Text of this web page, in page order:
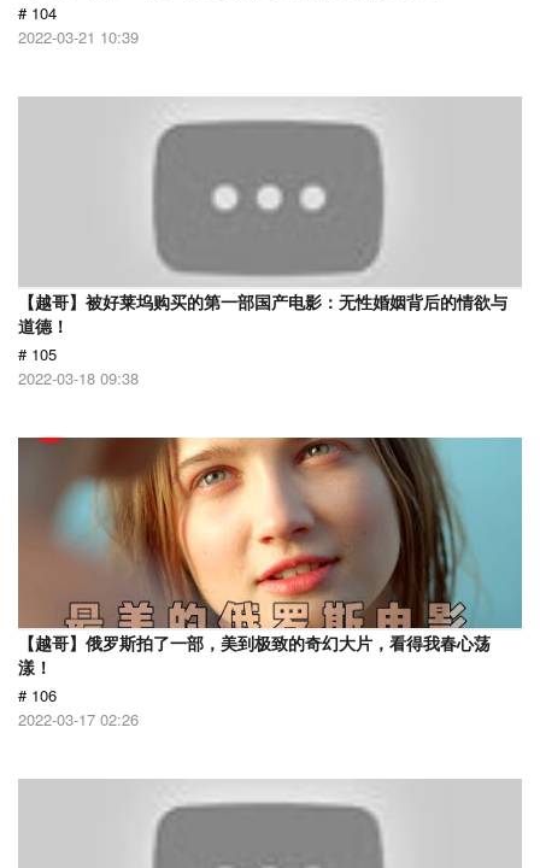
# 104
2022-03-21 10:39
【越哥】被好莱坞购买的第一部国产电影：无性婚姻背后的情欲与
道德！
# 105
2022-03-18 09:38
【越哥】俄罗斯拍了一部，美到极致的奇幻大片，看得我春心荡
漾！
# 106
2022-03-17 02:26